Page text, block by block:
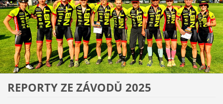
REPORTY ZE ZÁVODŮ 2025